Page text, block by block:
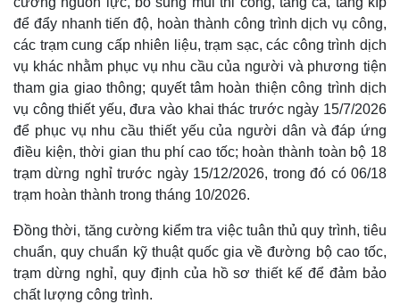
để đẩy nhanh tiến độ, hoàn thành công trình dịch vụ công,
các trạm cung cấp nhiên liệu, trạm sạc, các công trình dịch
vụ khác nhằm phục vụ nhu cầu của người và phương tiện
tham gia giao thông; quyết tâm hoàn thiện công trình dịch
vụ công thiết yếu, đưa vào khai thác trước ngày 15/7/2026
để phục vụ nhu cầu thiết yếu của người dân và đáp ứng
điều kiện, thời gian thu phí cao tốc; hoàn thành toàn bộ 18
trạm dừng nghỉ trước ngày 15/12/2026, trong đó có 06/18
trạm hoàn thành trong tháng 10/2026.
Đồng thời, tăng cường kiểm tra việc tuân thủ quy trình, tiêu
chuẩn, quy chuẩn kỹ thuật quốc gia về đường bộ cao tốc,
trạm dừng nghỉ, quy định của hồ sơ thiết kế để đảm bảo
chất lượng công trình.